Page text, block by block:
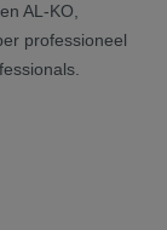
AL-KO,
professioneel